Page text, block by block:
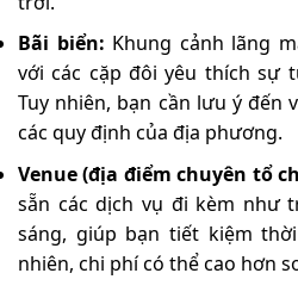
Bãi biển: Khung cảnh lãng
với các cặp đôi yêu thích sự
Tuy nhiên, bạn cần lưu ý đến
các quy định của địa phương.
Venue (địa điểm chuyên tổ
sẵn các dịch vụ đi kèm như
sáng, giúp bạn tiết kiệm
nhiên, chi phí có thể cao hơn